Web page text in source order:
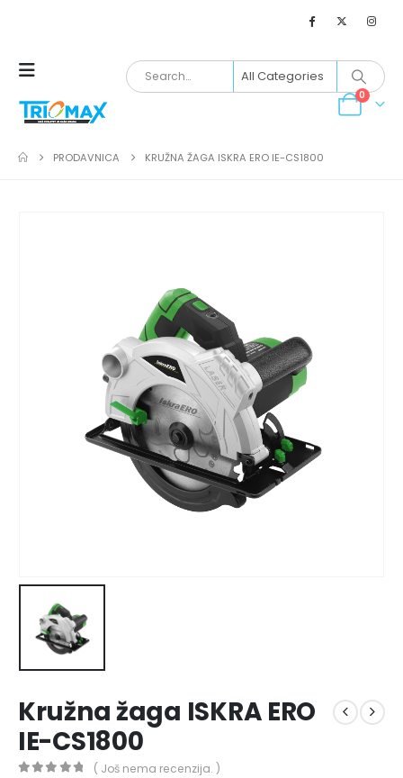
0
PRODAVNICA KRUŽNA ŽAGA ISKRA ERO IE-CS1800
Kružna žaga ISKRA ERO
IE-CS1800
( Još nema recenzija. )